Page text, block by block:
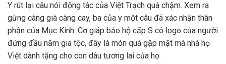
Y rút lại câu nói động tác của Việt Trạch quá chậm. Xem ra
gừng càng già càng cay, ba của y một câu đã xác nhận thân
phận của Mục Kinh. Cơ giáp bảo hộ cấp S có logo của người
đứng đầu năm gia tộc, đây là món quà gặp mặt mà nhà họ
Việt dành tặng cho con dâu tương lai của họ.